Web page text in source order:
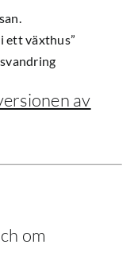
ett växthus”
av
om